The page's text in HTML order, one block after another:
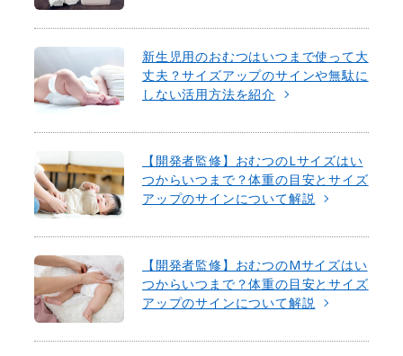
新生児用のおむつはいつまで使って大
丈夫？サイズアップのサインや無駄に
しない活用方法を紹介
【開発者監修】おむつのLサイズはい
つからいつまで？体重の目安とサイズ
アップのサインについて解説
【開発者監修】おむつのMサイズはい
つからいつまで？体重の目安とサイズ
アップのサインについて解説